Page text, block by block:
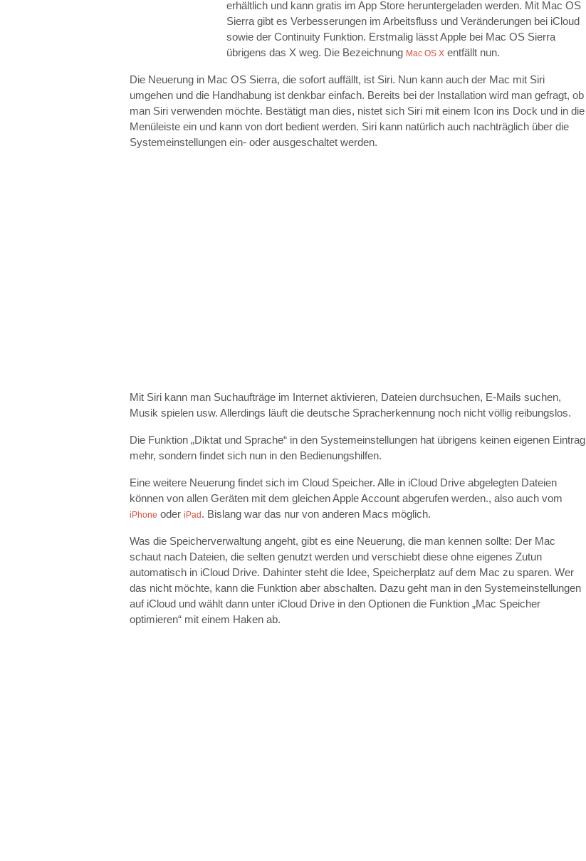
erhältlich und kann gratis im App Store heruntergeladen werden. Mit Mac OS
Sierra gibt es Verbesserungen im Arbeitsfluss und Veränderungen bei iCloud
sowie der Continuity Funktion. Erstmalig lässt Apple bei Mac OS Sierra
übrigens das X weg. Die Bezeichnung Mac OS X entfällt nun.
Die Neuerung in Mac OS Sierra, die sofort auffällt, ist Siri. Nun kann auch der Mac mit Siri
umgehen und die Handhabung ist denkbar einfach. Bereits bei der Installation wird man gefragt, ob
man Siri verwenden möchte. Bestätigt man dies, nistet sich Siri mit einem Icon ins Dock und in die
Menüleiste ein und kann von dort bedient werden. Siri kann natürlich auch nachträglich über die
Systemeinstellungen ein- oder ausgeschaltet werden.
Mit Siri kann man Suchaufträge im Internet aktivieren, Dateien durchsuchen, E-Mails suchen,
Musik spielen usw. Allerdings läuft die deutsche Spracherkennung noch nicht völlig reibungslos.
Die Funktion „Diktat und Sprache“ in den Systemeinstellungen hat übrigens keinen eigenen Eintrag
mehr, sondern findet sich nun in den Bedienungshilfen.
Eine weitere Neuerung findet sich im Cloud Speicher. Alle in iCloud Drive abgelegten Dateien
können von allen Geräten mit dem gleichen Apple Account abgerufen werden., also auch vom
iPhone oder iPad . Bislang war das nur von anderen Macs möglich.
Was die Speicherverwaltung angeht, gibt es eine Neuerung, die man kennen sollte: Der Mac
schaut nach Dateien, die selten genutzt werden und verschiebt diese ohne eigenes Zutun
automatisch in iCloud Drive. Dahinter steht die Idee, Speicherplatz auf dem Mac zu sparen. Wer
das nicht möchte, kann die Funktion aber abschalten. Dazu geht man in den Systemeinstellungen
auf iCloud und wählt dann unter iCloud Drive in den Optionen die Funktion „Mac Speicher
optimieren“ mit einem Haken ab.